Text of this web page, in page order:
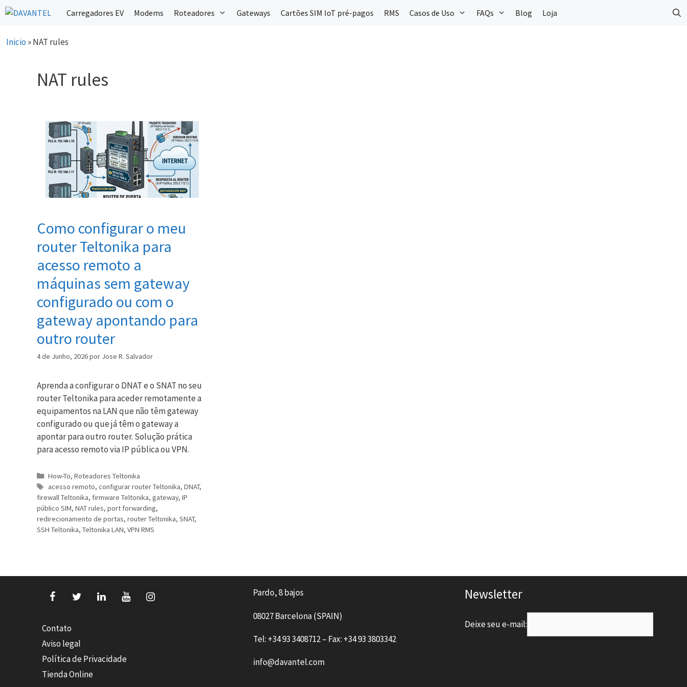
Saltar
para
conteúdo
Carregadores EV Modems Roteadores Gateways Cartões SIM IoT pré-pagos RMS Casos de Uso FAQs Blog Loja
Inicio »NAT rules
NAT rules
Como configurar o meu
router Teltonika para
acesso remoto a
máquinas sem gateway
configurado ou com o
gateway apontando para
outro router
4 de Junho, 2026por Jose R. Salvador
Aprenda a configurar o DNAT e o SNAT no seu
router Teltonika para aceder remotamente a
equipamentos na LAN que não têm gateway
configurado ou que já têm o gateway a
apontar para outro router. Solução prática
para acesso remoto via IP pública ou VPN.
Categorias
How-To, Roteadores Teltonika
Etiquetas
acesso remoto, configurar router Teltonika, DNAT,
firewall Teltonika, firmware Teltonika, gateway, IP
público SIM, NAT rules, port forwarding,
redirecionamento de portas, router Teltonika, SNAT,
SSH Teltonika, Teltonika LAN, VPN RMS
Contato
Aviso legal
Política de Privacidade
Tienda Online
Pardo, 8 bajos
08027 Barcelona (SPAIN)
Tel: +34 93 3408712 – Fax: +34 93 3803342
info@davantel.com
Newsletter
Deixe seu e-mail: